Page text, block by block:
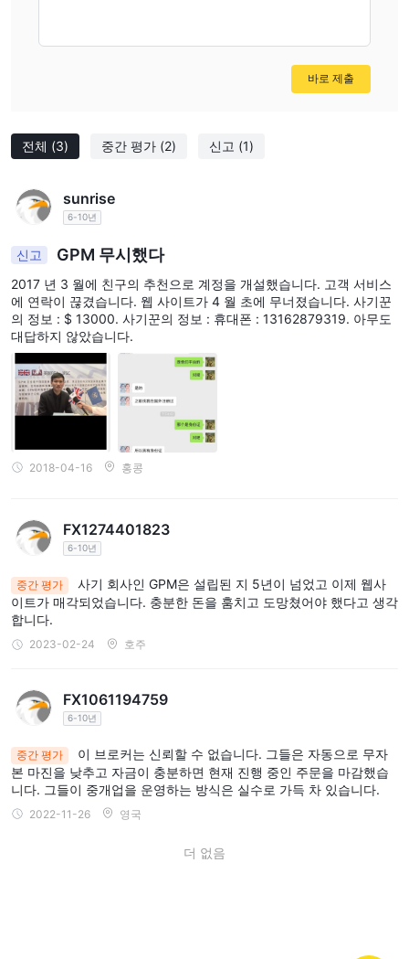
GPM의 고객 지원은 전화: 4006080388 및 이메일: info@로 연락
할 수 있습니다. GPM fxuk.com. qq: 2682841869와 같은 소셜 네
트워크에서 이 브로커를 팔로우할 수도 있습니다. 등록된 사무실 주
장단점
씨전체 (3) 중간 평가 (2) 신고 (1)
sunrise
6-10년
신고 GPM 무시했다
2017 년 3 월에 친구의 추천으로 계정을 개설했습니다. 고객 서비스
에 연락이 끊겼습니다. 웹 사이트가 4 월 초에 무너졌습니다. 사기꾼
의 정보 : $ 13000. 사기꾼의 정보 : 휴대폰 : 13162879319. 아무도
대답하지 않았습니다.
2018-04-16 홍콩
FX1274401823
6-10년
중간 평가
사기 회사인 GPM은 설립된 지 5년이 넘었고 이제 웹사
이트가 매각되었습니다. 충분한 돈을 훔치고 도망쳤어야 했다고 생각
합니다.
2023-02-24 호주
FX1061194759
6-10년
중간 평가
이 브로커는 신뢰할 수 없습니다. 그들은 자동으로 무자
본 마진을 낮추고 자금이 충분하면 현재 진행 중인 주문을 마감했습
니다. 그들이 중개업을 운영하는 방식은 실수로 가득 차 있습니다.
2022-11-26 영국
더 없음
바로 제출